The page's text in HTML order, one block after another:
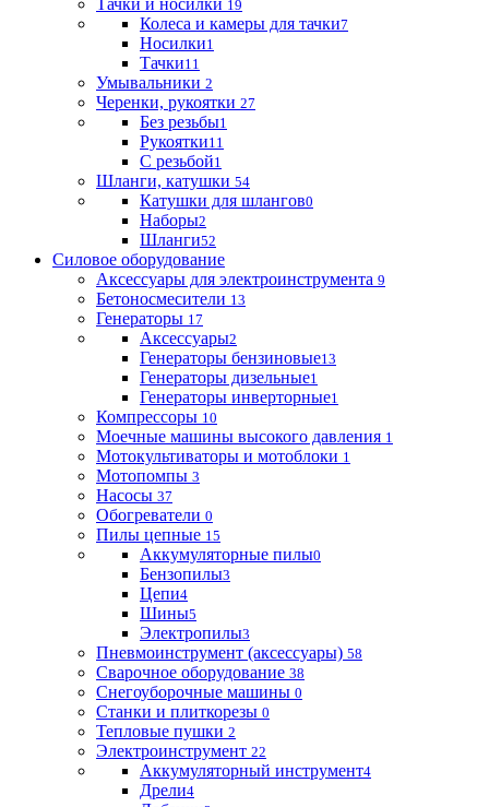
Тачки и носилки 19
Колеса и камеры для тачки7
Носилки1
Тачки11
Умывальники 2
Черенки, рукоятки 27
Без резьбы1
Рукоятки11
С резьбой1
Шланги, катушки 54
Катушки для шлангов0
Наборы2
Шланги52
Силовое оборудование
Аксессуары для электроинструмента 9
Бетоносмесители 13
Генераторы 17
Аксессуары2
Генераторы бензиновые13
Генераторы дизельные1
Генераторы инверторные1
Компрессоры 10
Моечные машины высокого давления 1
Мотокультиваторы и мотоблоки 1
Мотопомпы 3
Насосы 37
Обогреватели 0
Пилы цепные 15
Аккумуляторные пилы0
Бензопилы3
Цепи4
Шины5
Электропилы3
Пневмоинструмент (аксессуары) 58
Сварочное оборудование 38
Снегоуборочные машины 0
Станки и плиткорезы 0
Тепловые пушки 2
Электроинструмент 22
Аккумуляторный инструмент4
Дрели4